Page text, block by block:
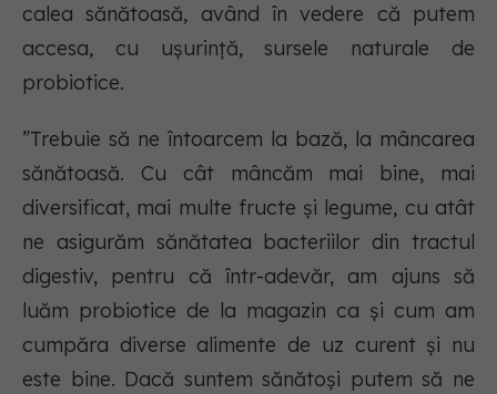
calea sănătoasă, având în vedere că putem
accesa, cu ușurință, sursele naturale de
probiotice.
”Trebuie să ne întoarcem la bază, la mâncarea
sănătoasă. Cu cât mâncăm mai bine, mai
diversificat, mai multe fructe și legume, cu atât
ne asigurăm sănătatea bacteriilor din tractul
digestiv, pentru că într-adevăr, am ajuns să
luăm probiotice de la magazin ca și cum am
cumpăra diverse alimente de uz curent și nu
este bine. Dacă suntem sănătoși putem să ne